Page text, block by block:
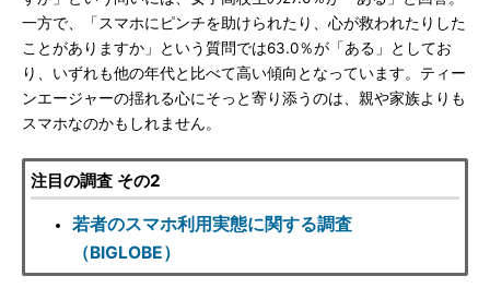
一方で、「スマホにピンチを助けられたり、心が救われたりした
ことがありますか」という質問では63.0％が「ある」としてお
り、いずれも他の年代と比べて高い傾向となっています。ティー
ンエージャーの揺れる心にそっと寄り添うのは、親や家族よりも
スマホなのかもしれません。
注目の調査 その2
若者のスマホ利用実態に関する調査
（BIGLOBE）